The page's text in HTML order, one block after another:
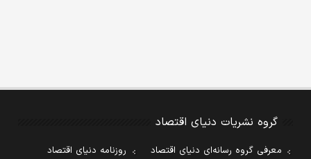
گروه نشریات دنیای اقتصاد
معرفی گروه رسانه‌ای دنیای اقتصاد
روزنامه دنیای اقتصاد